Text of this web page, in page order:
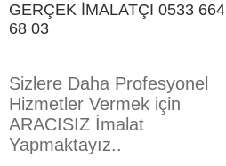
GERÇEK İMALATÇI 0533 664
68 03
Sizlere Daha Profesyonel
Hizmetler Vermek için
ARACISIZ İmalat
Yapmaktayız..